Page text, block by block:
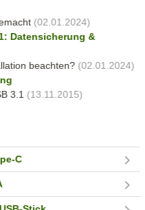
(02.01.2024)
Datensicherung &
beachten?(02.01.2024)
3.1 (13.11.2015)
C